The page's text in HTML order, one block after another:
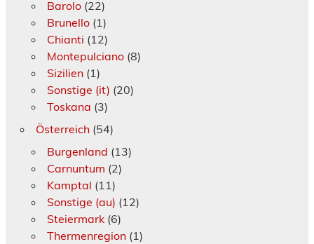
Barolo(22)
Brunello(1)
Chianti (12)
Montepulciano(8)
Sizilien(1)
Sonstige (it) (20)
Toskana (3)
Österreich(54)
Burgenland (13)
Carnuntum (2)
Kamptal (11)
Sonstige (au) (12)
Steiermark(6)
Thermenregion(1)